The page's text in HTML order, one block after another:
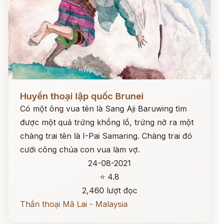
Đọc ngay
Huyền thoại lập quốc Brunei
Có một ông vua tên là Sang Aji Baruwing tìm
được một quả trứng khổng lồ, trứng nở ra một
chàng trai tên là I-Pai Samaring. Chàng trai đó
cưới công chúa con vua làm vợ.
24-08-2021
⭐ 4.8
2,460 lượt đọc
Thần thoại Mã Lai - Malaysia